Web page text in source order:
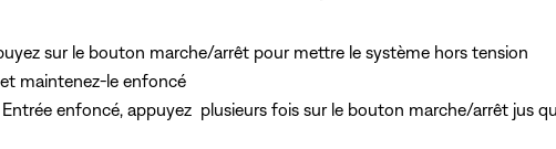
sur le bouton marche/arrêt pour mettre le système hors tension
maintenez-le enfoncé
enfoncé, appuyez plusieurs fois sur le bouton marche/arrêt jus